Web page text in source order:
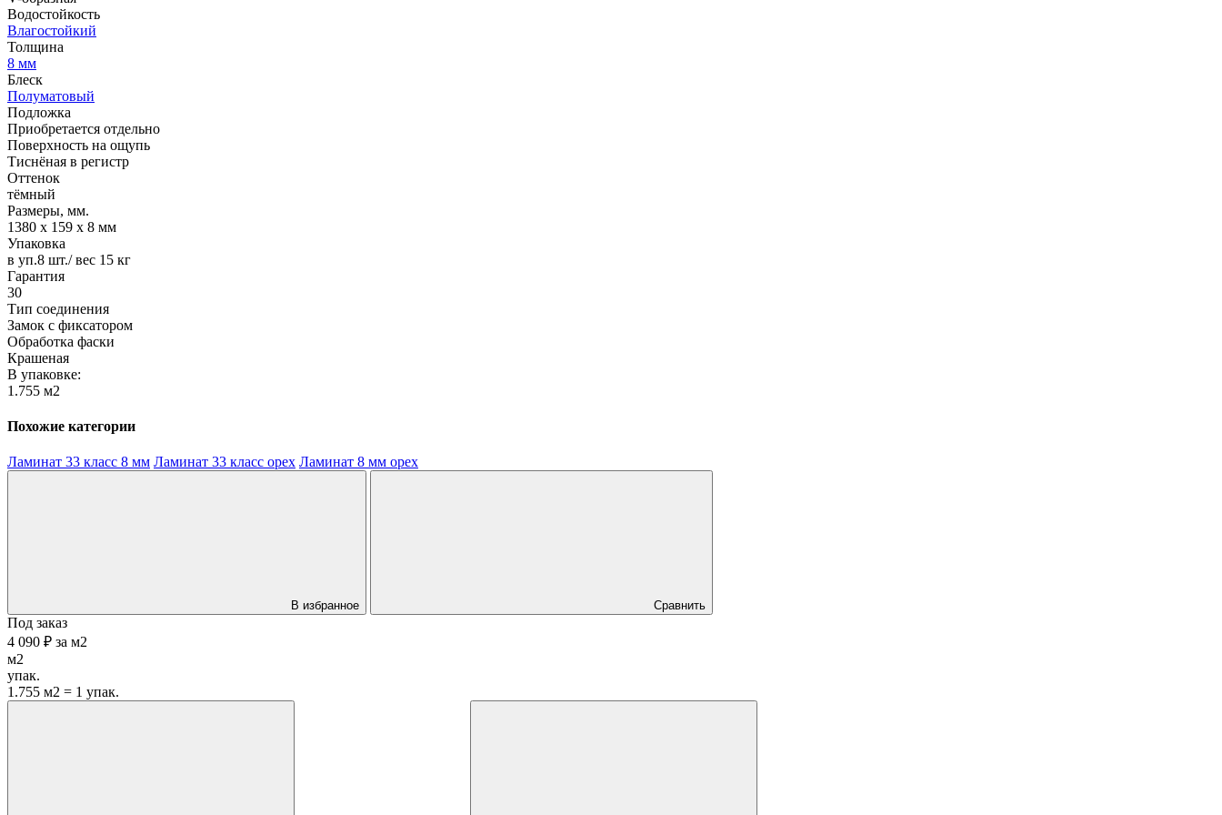
Водостойкость
Влагостойкий
Толщина
8 мм
Блеск
Полуматовый
Подложка
Приобретается отдельно
Поверхность на ощупь
Тиснёная в регистр
Оттенок
тёмный
Размеры, мм.
1380 х 159 х 8 мм
Упаковка
в уп.8 шт./ вес 15 кг
Гарантия
30
Тип соединения
Замок с фиксатором
Обработка фаски
Крашеная
В упаковке:
1.755 м2
Похожие категории
Ламинат 33 класс 8 мм Ламинат 33 класс орех Ламинат 8 мм орех
В избранное Сравнить
Под заказ
4 090 ₽ за м2
м2
упак.
1.755 м2 = 1 упак.